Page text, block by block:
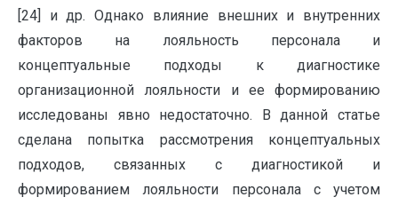
[24] и др. Однако влияние внешних и внутренних
факторов на лояльность персонала и
концептуальные подходы к диагностике
организационной лояльности и ее формированию
исследованы явно недостаточно. В данной статье
сделана попытка рассмотрения концептуальных
подходов, связанных с диагностикой и
формированием лояльности персонала с учетом